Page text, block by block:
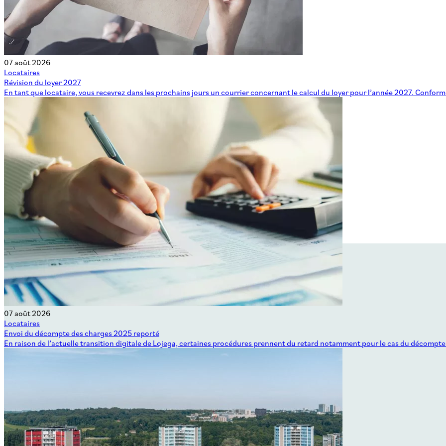
07 août 2026
Locataires
Révision du loyer 2027
En tant que locataire, vous recevrez dans les prochains jours un courrier concernant le calcul du loyer pour l’année 2027.
07 août 2026
Locataires
Envoi du décompte des charges 2025 reporté
En raison de l’actuelle transition digitale de Lojega, certaines procédures prennent du retard notamment pour le cas du